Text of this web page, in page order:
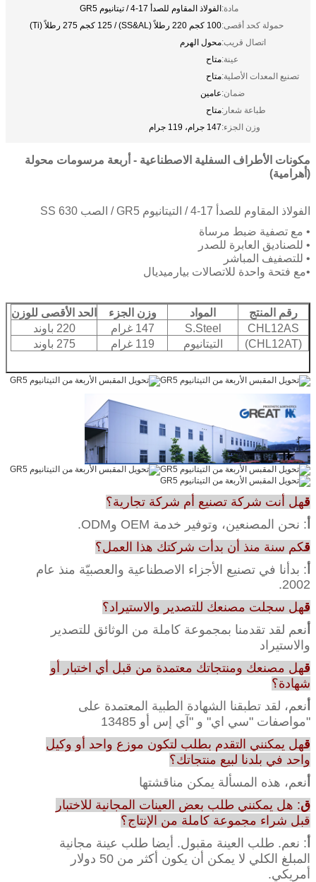
مادة:الفولاذ المقاوم للصدأ 17-4 / تيتانيوم GR5
حمولة كحد أقصى:100 كجم 220 رطلاً (SS&AL) / 125 كجم 275 رطلاً (Ti)
اتصال قريب:محول الهرم
عينة:متاح
تصنيع المعدات الأصلية:متاح
ضمان:عامين
طباعة شعار:متاح
وزن الجزء:147 جرام، 119 جرام
مكونات الأطراف السفلية الاصطناعية - أربعة مرسومات محولة
(أهرامية)
الفولاذ المقاوم للصدأ 17-4 / التيتانيوم GR5 / الصب SS 630
• مع تصفية ضبط مرساة
• للصناديق العابرة للصدر
• للتصفيف المباشر
•مع فتحة واحدة للاتصالات بيارميديال
رقم المنتج المواد وزن الجزء
الحد الأقصى للوزن
CHL12AS
S.Steel 147 غرام
220 باوند
(CHL12AT)
التيتانيوم 119 غرام 275 باوند
قهل أنت شركة تصنيع أم شركة تجارية؟
أ: نحن المصنعين، وتوفير خدمة OEM وODM.
قكم سنة منذ أن بدأت شركتك هذا العمل؟
أ: بدأنا في تصنيع الأجزاء الاصطناعية والعصبيّة منذ عام
2002.
قهل سجلت مصنعك للتصدير والاستيراد؟
أنعم لقد تقدمنا بمجموعة كاملة من الوثائق للتصدير
والاستيراد
قهل مصنعك ومنتجاتك معتمدة من قبل أي اختبار أو
شهادة؟
أنعم، لقد تطبقنا الشهادة الطبية المعتمدة على
"مواصفات "سي اي" و "آي إس أو 13485
قهل يمكنني التقدم بطلب لتكون موزع واحد أو وكيل
واحد في بلدنا لبيع منتجاتك؟
أنعم، هذه المسألة يمكن مناقشتها
ق: هل يمكنني طلب بعض العينات المجانية للاختبار
قبل شراء مجموعة كاملة من الإنتاج؟
أ: نعم. طلب العينة مقبول. أيضا طلب عينة مجانية
المبلغ الكلي لا يمكن أن يكون أكثر من 50 دولار
أمريكي.